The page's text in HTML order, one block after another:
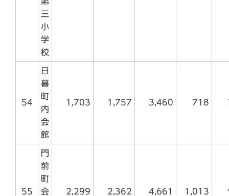
三
小
学
校
54
日
暮
町
内
会
館
1,703 1,757 3,460 718
55
門
前
町
会
2,299 2,362 4,661 1,013